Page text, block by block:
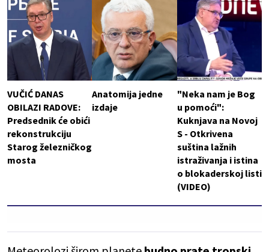
VUČIĆ DANAS
OBILAZI RADOVE:
Predsednik će obići
rekonstrukciju
Starog železničkog
mosta
Anatomija jedne
izdaje
"Neka nam je Bog
u pomoći":
Kuknjava na Novoj
S - Otkrivena
suština lažnih
istraživanja i istina
o blokaderskoj listi
(VIDEO)